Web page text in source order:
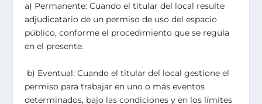
a) Permanente: Cuando el titular del local resulte
adjudicatario de un permiso de uso del espacio
público, conforme el procedimiento que se regula
en el presente.
b) Eventual: Cuando el titular del local gestione el
permiso para trabajar en uno o más eventos
determinados, bajo las condiciones y en los límites